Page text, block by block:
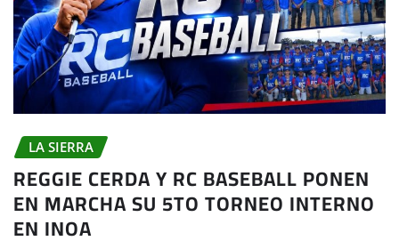
LA SIERRA
REGGIE CERDA Y RC BASEBALL PONEN
EN MARCHA SU 5TO TORNEO INTERNO
EN INOA